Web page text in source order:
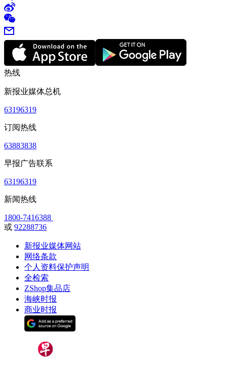
热线
新报业媒体总机
63196319
订阅热线
63883838
早报广告联系
63196319
新闻热线
1800-7416388
或 92288736
新报业媒体网站
网络条款
个人资料保护声明
全检索
ZShop集品店
海峡时报
商业时报